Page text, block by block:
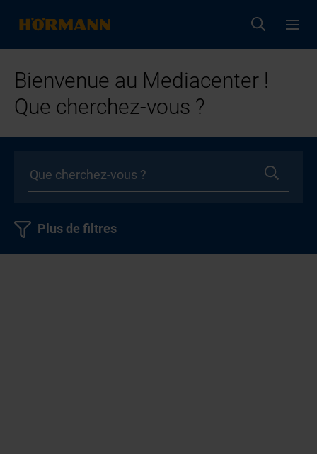
Bienvenue au Mediacenter !
Que cherchez-vous ?
Plus de filtres